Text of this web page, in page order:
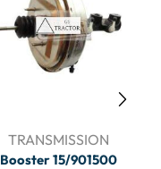
TRANSMISSION
Booster 15/901500